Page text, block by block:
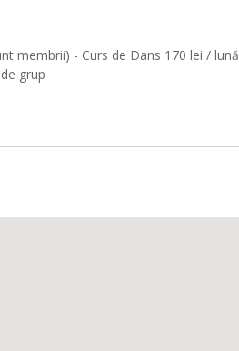
membrii) - Curs de Dans 170 lei / lună
grup